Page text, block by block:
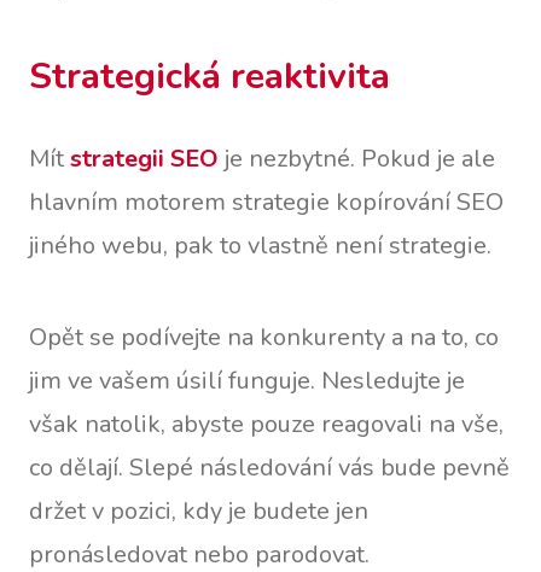
Strategická reaktivita
Mítstrategii SEO je nezbytné. Pokud je ale
hlavním motorem strategie kopírování SEO
jiného webu, pak to vlastně není strategie.
Opět se podívejte na konkurenty a na to, co
jim ve vašem úsilí funguje. Nesledujte je
však natolik, abyste pouze reagovali na vše,
co dělají. Slepé následování vás bude pevně
držet v pozici, kdy je budete jen
pronásledovat nebo parodovat.